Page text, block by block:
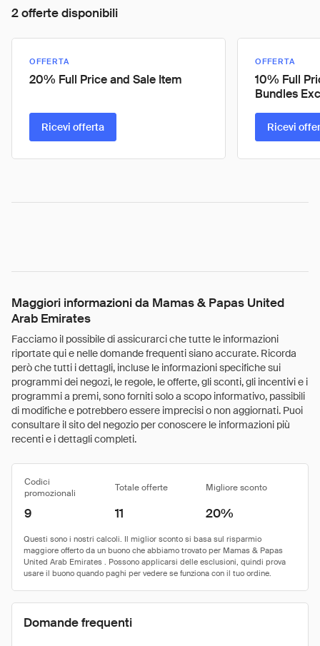
2 offerte disponibili
OFFERTA
20% Full Price and Sale Item
Ricevi offerta
OFFERTA
10% Full
Bundles
Ricevi
Maggiori informazioni da Mamas & Papas United
Arab Emirates
Facciamo il possibile di assicurarci che tutte le informazioni
riportate qui e nelle domande frequenti siano accurate. Ricorda
però che tutti i dettagli, incluse le informazioni specifiche sui
programmi dei negozi, le regole, le offerte, gli sconti, gli incentivi e i
programmi a premi, sono forniti solo a scopo informativo, passibili
di modifiche e potrebbero essere imprecisi o non aggiornati. Puoi
consultare il sito del negozio per conoscere le informazioni più
recenti e i dettagli completi.
Codici
promozionali
Totale offerte Migliore sconto
9 11 20%
Domande frequenti